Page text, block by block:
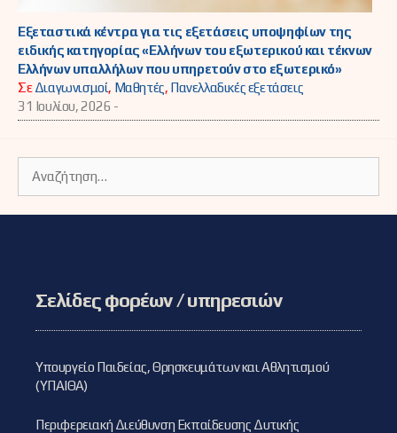
Εξεταστικά κέντρα για τις εξετάσεις υποψηφίων της
ειδικής κατηγορίας «Ελλήνων του εξωτερικού και τέκνων
Ελλήνων υπαλλήλων που υπηρετούν στο εξωτερικό»
ΣεΔιαγωνισμοί, Μαθητές, Πανελλαδικές εξετάσεις
31 Ιουλίου, 2026 -
για:
Σελίδες φορέων / υπηρεσιών
Υπουργείο Παιδείας, Θρησκευμάτων και Αθλητισμού
(ΥΠΑΙΘΑ)
Περιφερειακή Διεύθυνση Εκπαίδευσης Δυτικής